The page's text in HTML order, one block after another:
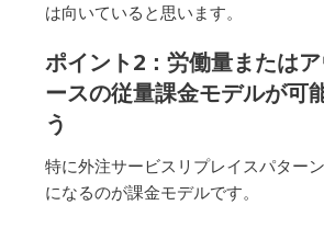
は向いていると思います。
ポイント2：労働量または
ースの従量課金モデルが可
う
特に外注サービスリプレイスパター
になるのが課金モデルです。